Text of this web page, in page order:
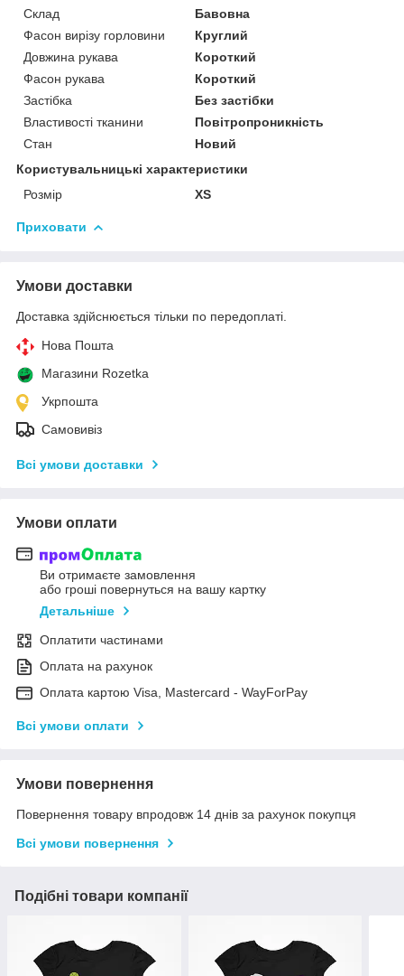
Склад
Бавовна
Фасон вирізу горловини
Круглий
Довжина рукава
Короткий
Фасон рукава
Короткий
Застібка
Без застібки
Властивості тканини
Повітропроникність
Стан
Новий
Користувальницькі характеристики
Розмір
XS
Приховати
Умови доставки
Доставка здійснюється тільки по передоплаті.
Нова Пошта
Магазини Rozetka
Укрпошта
Самовивіз
Всі умови доставки
Умови оплати
Ви отримаєте замовлення
або гроші повернуться на вашу картку
Детальніше
Оплатити частинами
Оплата на рахунок
Оплата картою Visa, Mastercard - WayForPay
Всі умови оплати
Умови повернення
Повернення товару впродовж 14 днів за рахунок покупця
Всі умови повернення
Подібні товари компанії